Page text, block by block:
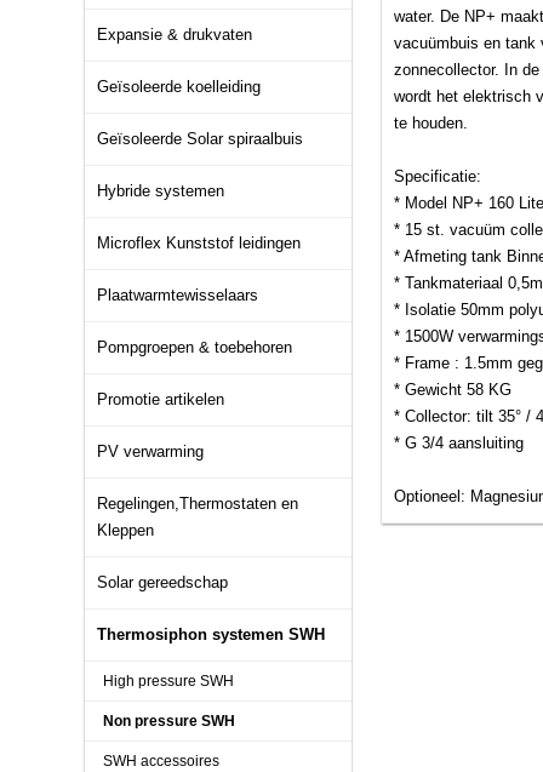
Expansie & drukvaten
Geïsoleerde koelleiding
Geïsoleerde Solar spiraalbuis
Hybride systemen
Microflex Kunststof leidingen
Plaatwarmtewisselaars
Pompgroepen & toebehoren
Promotie artikelen
PV verwarming
Regelingen,Thermostaten en
Kleppen
Solar gereedschap
Thermosiphon systemen SWH
High pressure SWH
Non pressure SWH
SWH accessoires
water. De NP+
vacuümbuis en tank
zonnecollector. In
wordt het elektrisch
te houden.
Specificatie:
* Model NP+ 160
* 15 st. vacuüm
* Afmeting tank
* Tankmateriaal
* Isolatie 50mm
* 1500W
* Frame : 1.5mm
* Gewicht 58 KG
* Collector: tilt 35° /
* G 3/4 aansluiting
Optioneel: